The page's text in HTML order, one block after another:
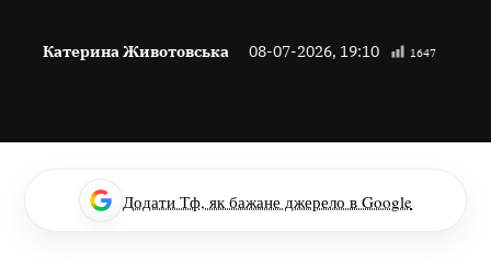
Катерина Животовська 08-07-2026, 19:10 1647
Додати Тф, як бажане джерело в Google